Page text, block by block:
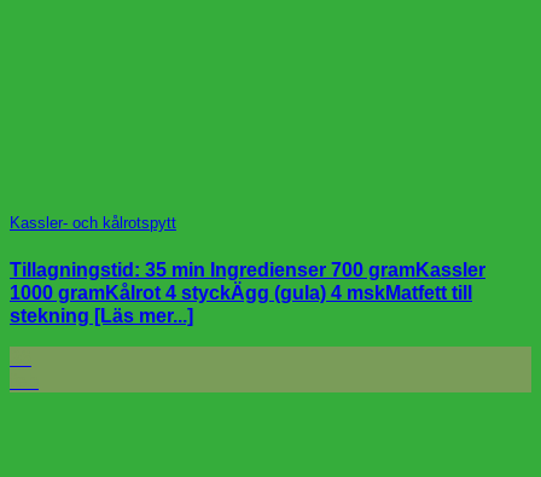
Kassler- och kålrotspytt
Tillagningstid: 35 min Ingredienser 700 gramKassler
1000 gramKålrot 4 styckÄgg (gula) 4 mskMatfett till
stekning [Läs mer...]